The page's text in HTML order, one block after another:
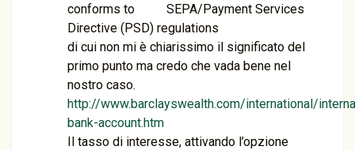
conforms to SEPA/Payment Services
Directive (PSD) regulations
di cui non mi è chiarissimo il significato del
primo punto ma credo che vada bene nel
nostro caso.
http://www.barclayswealth.com/international/
bank-account.htm
Il tasso di interesse, attivando l’opzione